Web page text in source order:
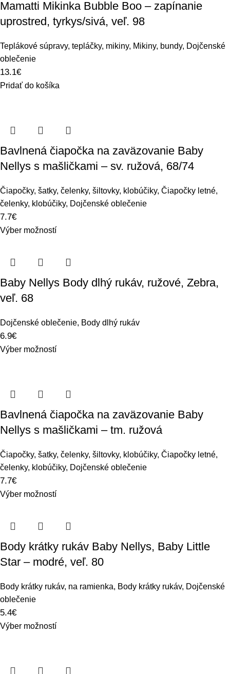
Mamatti Mikinka Bubble Boo – zapínanie
uprostred, tyrkys/sivá, veľ. 98
Teplákové súpravy, tepláčky, mikiny, Mikiny, bundy, Dojčenské
oblečenie
13.1€
Pridať do košíka
Bavlnená čiapočka na zaväzovanie Baby
Nellys s mašličkami – sv. ružová, 68/74
Čiapočky, šatky, čelenky, šiltovky, klobúčiky, Čiapočky letné,
čelenky, klobúčiky, Dojčenské oblečenie
7.7€
Výber možností
Baby Nellys Body dlhý rukáv, ružové, Zebra,
veľ. 68
Dojčenské oblečenie, Body dlhý rukáv
6.9€
Výber možností
Bavlnená čiapočka na zaväzovanie Baby
Nellys s mašličkami – tm. ružová
Čiapočky, šatky, čelenky, šiltovky, klobúčiky, Čiapočky letné,
čelenky, klobúčiky, Dojčenské oblečenie
7.7€
Výber možností
Body krátky rukáv Baby Nellys, Baby Little
Star – modré, veľ. 80
Body krátky rukáv, na ramienka, Body krátky rukáv, Dojčenské
oblečenie
5.4€
Výber možností